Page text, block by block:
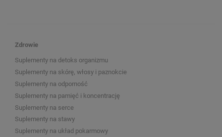
Zdrowie
Suplementy na detoks organizmu
Suplementy na skórę, włosy i paznokcie
Suplementy na odporność
Suplementy na pamięć i koncentrację
Suplementy na serce
Suplementy na stawy
Suplementy na układ pokarmowy